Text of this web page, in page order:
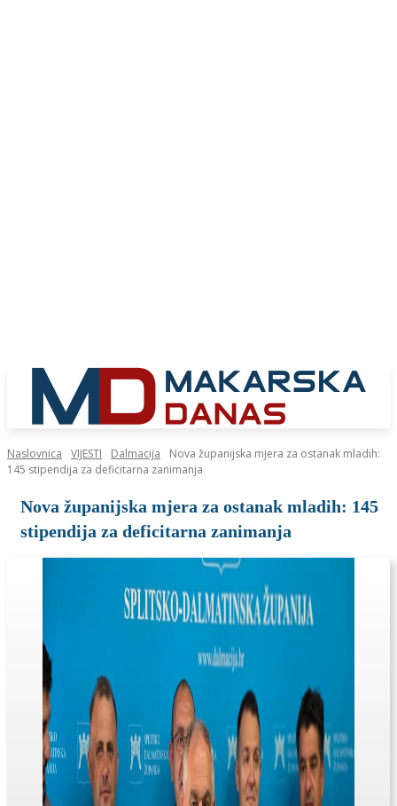
Naslovnica VIJESTI Dalmacija
Nova županijska mjera za ostanak mladih:
145 stipendija za deficitarna zanimanja
Nova županijska mjera za ostanak mladih: 145
stipendija za deficitarna zanimanja